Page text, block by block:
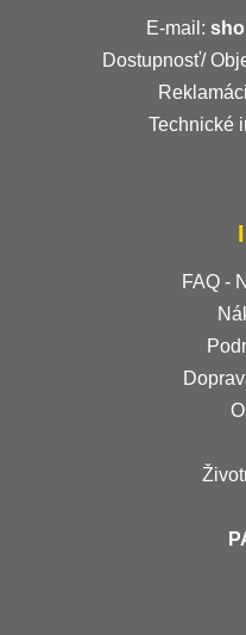
E-mail:
Dostupnosť/
Technické
FAQ -